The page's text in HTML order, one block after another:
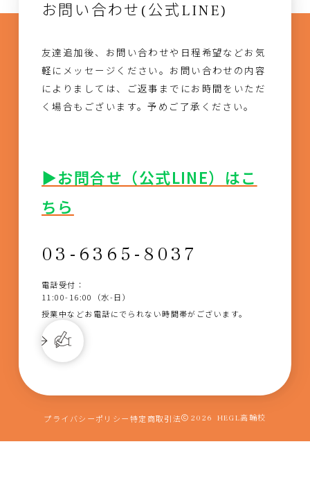
お問い合わせ(公式LINE)
友達追加後、お問い合わせや日程希望などお気
軽にメッセージください。お問い合わせの内容
によりましては、ご返事までにお時間をいただ
く場合もございます。予めご了承ください。
▶お問合せ（公式LINE）はこ
ちら
03-6365-8037
電話受付：
11:00-16:00（水-日）
授業中などお電話にでられない時間帯がございます。
プライバシーポリシー特定商取引法 2026 HEGL高輪校